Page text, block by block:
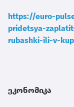
https://euro-
pridetsya-
rubashki-ili-v-
ეკონომიკა